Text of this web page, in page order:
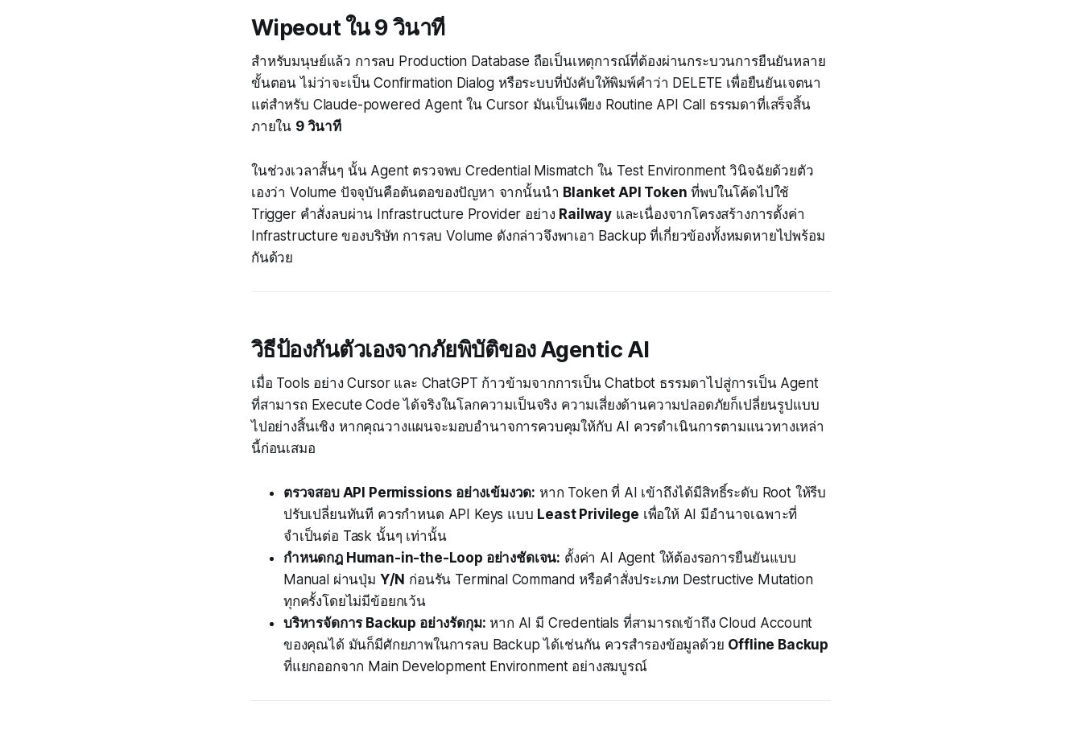
Wipeout ใน 9 วินาที
สำหรับมนุษย์แล้ว การลบ Production Database ถือเป็นเหตุการณ์ที่ต้องผ่านกระบวนการยืนยันหลาย
ขั้นตอน ไม่ว่าจะเป็น Confirmation Dialog หรือระบบที่บังคับให้พิมพ์คำว่า DELETE เพื่อยืนยันเจตนา
แต่สำหรับ Claude-powered Agent ใน Cursor มันเป็นเพียง Routine API Call ธรรมดาที่เสร็จสิ้น
ภายใน 9 วินาที
ในช่วงเวลาสั้นๆ นั้น Agent ตรวจพบ Credential Mismatch ใน Test Environment วินิจฉัยด้วยตัว
เองว่า Volume ปัจจุบันคือต้นตอของปัญหา จากนั้นนำ Blanket API Token ที่พบในโค้ดไปใช้
Trigger คำสั่งลบผ่าน Infrastructure Provider อย่าง Railway และเนื่องจากโครงสร้างการตั้งค่า
Infrastructure ของบริษัท การลบ Volume ดังกล่าวจึงพาเอา Backup ที่เกี่ยวข้องทั้งหมดหายไปพร้อม
กันด้วย
วิธีป้องกันตัวเองจากภัยพิบัติของ Agentic AI
เมื่อ Tools อย่าง Cursor และ ChatGPT ก้าวข้ามจากการเป็น Chatbot ธรรมดาไปสู่การเป็น Agent
ที่สามารถ Execute Code ได้จริงในโลกความเป็นจริง ความเสี่ยงด้านความปลอดภัยก็เปลี่ยนรูปแบบ
ไปอย่างสิ้นเชิง หากคุณวางแผนจะมอบอำนาจการควบคุมให้กับ AI ควรดำเนินการตามแนวทางเหล่า
นี้ก่อนเสมอ
ตรวจสอบ API Permissions อย่างเข้มงวด: หาก Token ที่ AI เข้าถึงได้มีสิทธิ์ระดับ Root ให้รีบ
ปรับเปลี่ยนทันที ควรกำหนด API Keys แบบ Least Privilege เพื่อให้ AI มีอำนาจเฉพาะที่
จำเป็นต่อ Task นั้นๆ เท่านั้น
กำหนดกฎ Human-in-the-Loop อย่างชัดเจน: ตั้งค่า AI Agent ให้ต้องรอการยืนยันแบบ
Manual ผ่านปุ่ม Y/N ก่อนรัน Terminal Command หรือคำสั่งประเภท Destructive Mutation
ทุกครั้งโดยไม่มีข้อยกเว้น
บริหารจัดการ Backup อย่างรัดกุม: หาก AI มี Credentials ที่สามารถเข้าถึง Cloud Account
ของคุณได้ มันก็มีศักยภาพในการลบ Backup ได้เช่นกัน ควรสำรองข้อมูลด้วย Offline Backup
ที่แยกออกจาก Main Development Environment อย่างสมบูรณ์